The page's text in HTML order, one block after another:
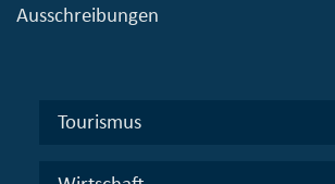
Ausschreibungen
Tourismus